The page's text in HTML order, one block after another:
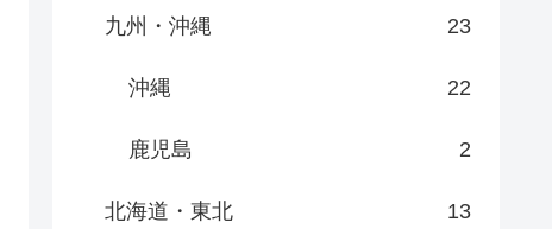
九州・沖縄 23
沖縄 22
鹿児島 2
北海道・東北 13